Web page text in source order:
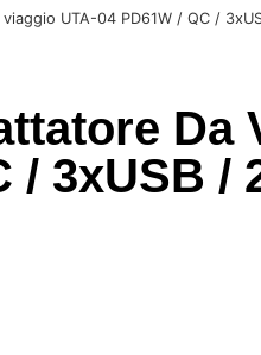
UTA-04 PD61W / QC /
Da
/ 3xUSB /